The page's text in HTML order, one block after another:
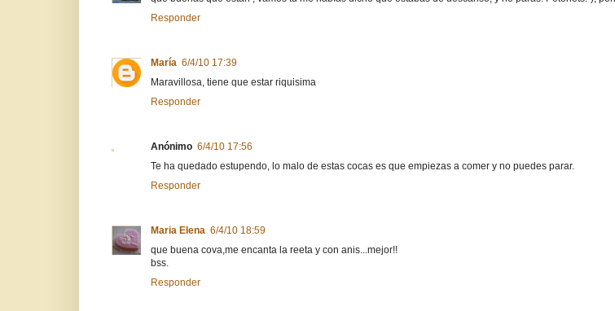
Responder
María 6/4/10 17:39
Maravillosa, tiene que estar riquisima
Responder
Anónimo 6/4/10 17:56
Te ha quedado estupendo, lo malo de estas cocas es que empiezas a comer y no puedes parar.
Responder
Maria Elena 6/4/10 18:59
que buena cova,me encanta la reeta y con anis...mejor!!
bss.
Responder